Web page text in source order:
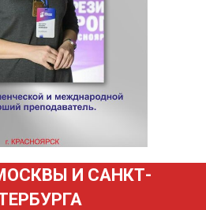
И САНКТ-